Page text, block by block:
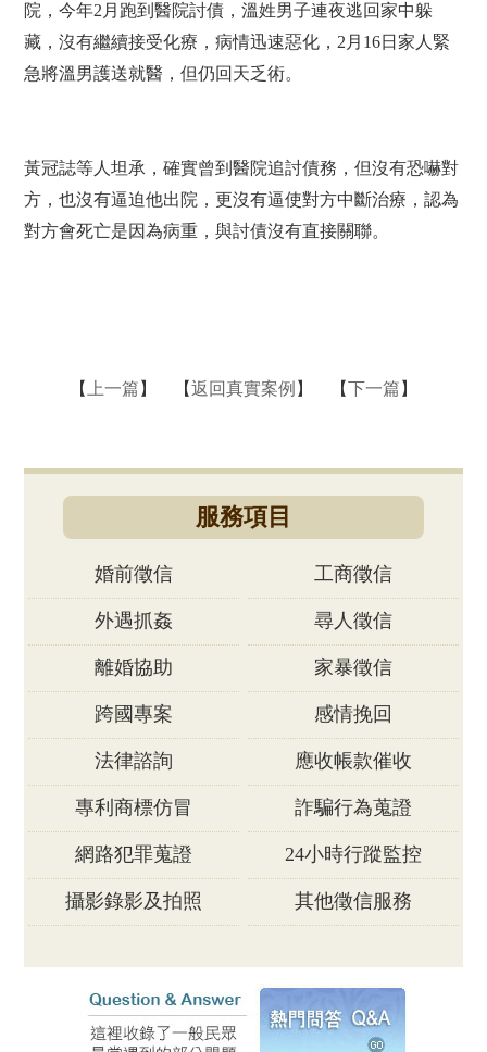
院，今年2月跑到醫院討債，溫姓男子連夜逃回家中躲
藏，沒有繼續接受化療，病情迅速惡化，2月16日家人緊
急將溫男護送就醫，但仍回天乏術。
黃冠誌等人坦承，確實曾到醫院追討債務，但沒有恐嚇對
方，也沒有逼迫他出院，更沒有逼使對方中斷治療，認為
對方會死亡是因為病重，與討債沒有直接關聯。
【 上一篇 】 【返回真實案例 】 【下一篇 】
服務項目
婚前徵信 工商徵信
外遇抓姦 尋人徵信
離婚協助 家暴徵信
跨國專案 感情挽回
法律諮詢 應收帳款催收
專利商標仿冒 詐騙行為蒐證
網路犯罪蒐證 24小時行蹤監控
攝影錄影及拍照 其他徵信服務